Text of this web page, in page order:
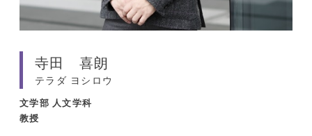
寺田 喜朗
テラダ ヨシロウ
文学部 人文学科
教授